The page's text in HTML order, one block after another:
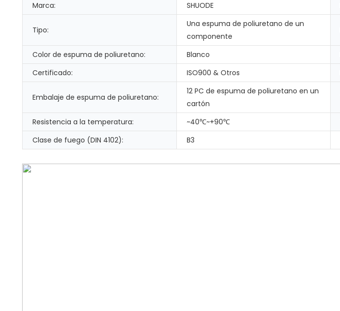
Marca:
SHUODE
Tipo:
Una espuma de poliuretano de un
componente
Color de espuma de poliuretano: Blanco
Certificado:
ISO900 & Otros
Embalaje de espuma de poliuretano:
12 PC de espuma de poliuretano en un
cartón
Resistencia a la temperatura: ~40℃~+90℃
Clase de fuego (DIN 4102):
B3